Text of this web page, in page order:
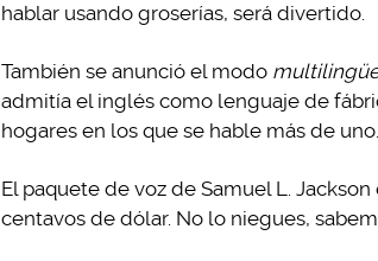
hablar usando groserías, será divertido.
También se anunció el modo
admitía el inglés como lenguaje de
hogares en los que se hable más de uno.
El paquete de voz de Samuel L.
centavos de dólar. No lo niegues,